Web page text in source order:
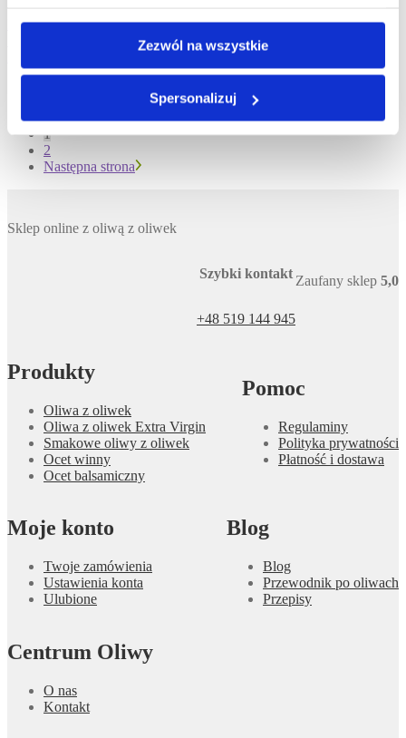
Zezwól na wszystkie
Spersonalizuj
Przepisy
Sycylijska pasta alla Norma
Stronicowanie wpisów
1
2
Następna strona
Sklep online z oliwą z oliwek
Szybki kontakt
+48 519 144 945
Zaufany sklep 5,0
Produkty
Oliwa z oliwek
Oliwa z oliwek Extra Virgin
Smakowe oliwy z oliwek
Ocet winny
Ocet balsamiczny
Pomoc
Regulaminy
Polityka prywatności
Płatność i dostawa
Moje konto
Twoje zamówienia
Ustawienia konta
Ulubione
Blog
Blog
Przewodnik po oliwach
Przepisy
Centrum Oliwy
O nas
Kontakt